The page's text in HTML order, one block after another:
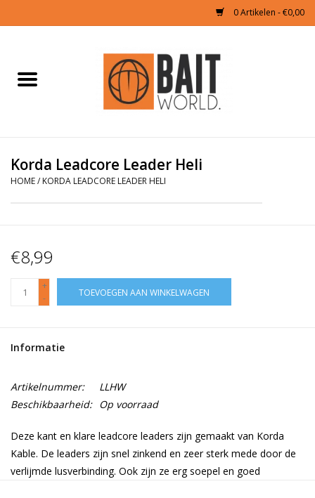
0 Artikelen - €0,00
Boilies & Additieven
Pellets
Naturals
Range
Cadeaubon
BLOG
Korda Leadcore Leader Heli
HOME/ KORDA LEADCORE LEADER HELI
€8,99
+
-
TOEVOEGEN AAN WINKELWAGEN
Informatie
Artikelnummer:
LLHW
Beschikbaarheid: Op voorraad
Deze kant en klare leadcore leaders zijn gemaakt van Korda
Kable. De leaders zijn snel zinkend en zeer sterk mede door de
verlijmde lusverbinding. Ook zijn ze erg soepel en goed